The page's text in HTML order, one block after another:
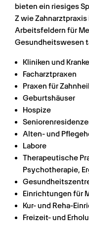
bieten ein riesiges
Z wie
Arbeitsfeldern für
Gesundheitswesen
Kliniken und
Facharztpraxen
Praxen für
Geburtshäuser
Hospize
Alten- und
Labore
Therapeutische
Psychotherapie,
Einrichtungen für
Kur- und Reha-
Freizeit- und